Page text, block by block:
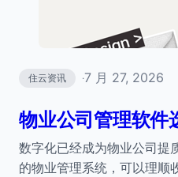
住云资讯 ·7 月 27, 2026
物业公司管理软件
数字化已经成为物业公司提
的物业管理系统，可以理顺